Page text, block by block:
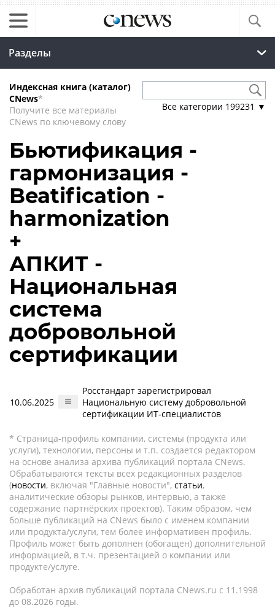
Разделы
Индексная книга (каталог)
CNews*
Получите все материалы
CNews по ключевому слову
Все категории 199231 ▼
Бьютификация -
гармонизация -
Beatification -
harmonization
+
АПКИТ -
Национальная
система
добровольной
сертификации
10.06.2025
Росстандарт зарегистрировал
Национальную систему добровольной
сертификации ИТ-специалистов
* Страница-профиль компании, системы (продукта или
услуги), технологии, персоны и т.п. создается редактором
на основе анализа архива публикаций портала CNews.
Обрабатываются тексты всех редакционных разделов
(новости, включая "Главные новости", статьи,
аналитические обзоры рынков, интервью, а также
содержание партнёрских проектов). Таким образом, чем
больше публикаций на CNews было с именем компании
или продукта/услуги, тем более информативен профиль.
Профиль может быть дополнен (обогащен) дополнительной
информацией, в т.ч. презентацией о компании или
продукте/услуге.
Обработан архив публикаций портала CNews.ru c 11.1998
до 08.2026 годы.